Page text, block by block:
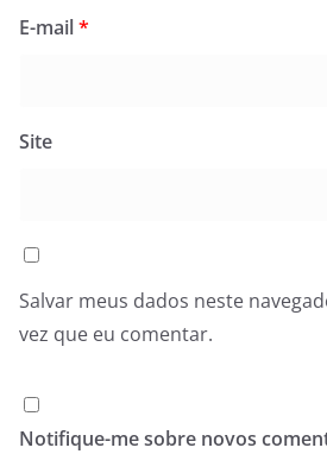
E-mail*
Site
Salvar meus dados neste
vez que eu comentar.
Notifique-me sobre novos